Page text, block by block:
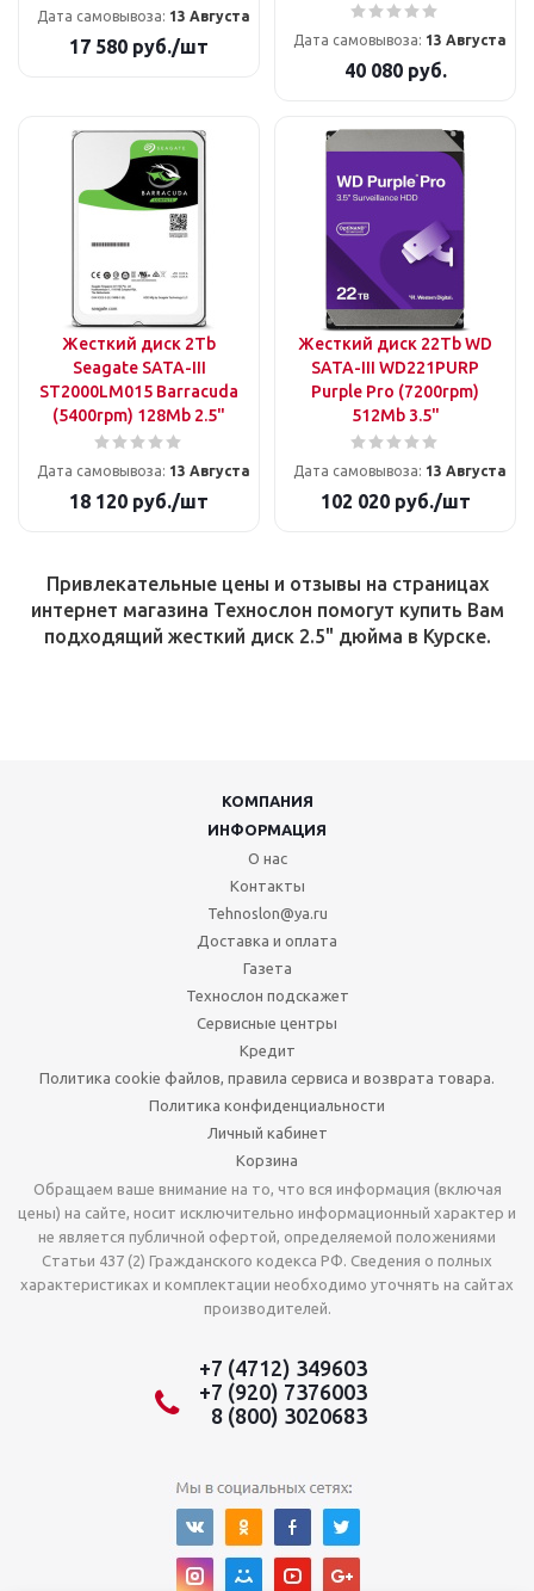
Дата самовывоза: 13 Августа
17 580 руб./шт Дата самовывоза: 13 Августа
40 080руб.
Жесткий диск 2Tb
Seagate SATA-III
ST2000LM015 Barracuda
(5400rpm) 128Mb 2.5"
Дата самовывоза: 13 Августа
18 120 руб./шт
Жесткий диск 22Tb WD
SATA-III WD221PURP
Purple Pro (7200rpm)
512Mb 3.5"
Дата самовывоза: 13 Августа
102 020руб./шт
Привлекательные цены и отзывы на страницах
интернет магазина Технослон помогут купить Вам
подходящий жесткий диск 2.5" дюйма в Курске.
КОМПАНИЯ
ИНФОРМАЦИЯ
О нас
Контакты
Tehnoslon@ya.ru
Доставка и оплата
Газета
Технослон подскажет
Сервисные центры
Кредит
Политика cookie файлов, правила сервиса и возврата товара.
Политика конфиденциальности
Личный кабинет
Корзина
Обращаем ваше внимание на то, что вся информация (включая
цены) на сайте, носит исключительно информационный характер и
не является публичной офертой, определяемой положениями
Статьи 437 (2) Гражданского кодекса РФ. Сведения о полных
характеристиках и комплектации необходимо уточнять на сайтах
производителей.
+7 (4712) 349603
+7 (920) 7376003
8 (800) 3020683